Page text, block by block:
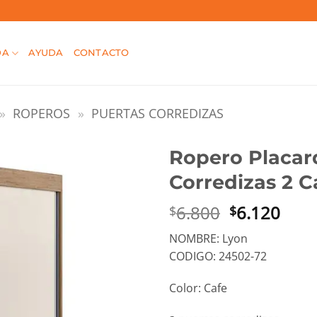
AYUDA CONTACTO
» ROPEROS » PUERTAS CORREDIZAS
Ropero
Corredizas 2
$6.800 El
original
era:
$6.120El
NOMBRE: Lyon
CODIGO: 24502-72
Color: Cafe